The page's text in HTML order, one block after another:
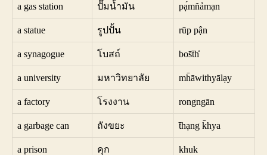
a gas station ปั๊มน้ำมัน pạ́mn̂ảmạn
a statue รูปปั้น rūp pận
a synagogue โบสถ์ bos̄t̄h̒
a university มหาวิทยาลัย mh̄āwithyālạy
a factory โรงงาน rongngān
a garbage can ถังขยะ t̄hạng k̄hya
a prison คุก khuk